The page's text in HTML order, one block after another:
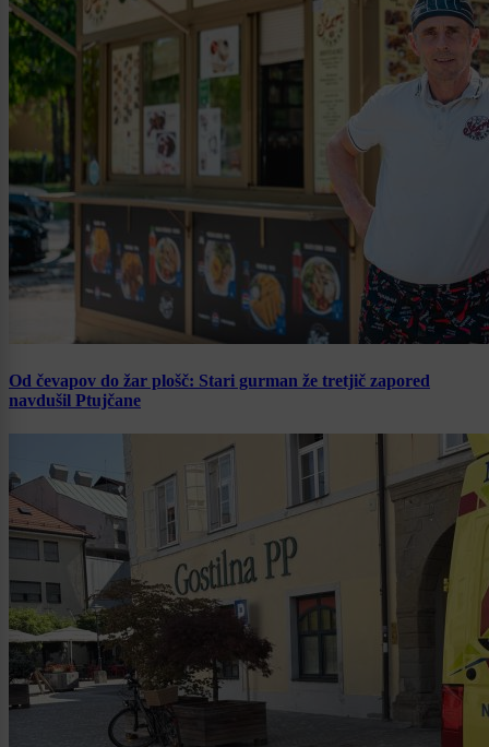
Od čevapov do žar plošč: Stari gurman že tretjič zapored
navdušil Ptujčane